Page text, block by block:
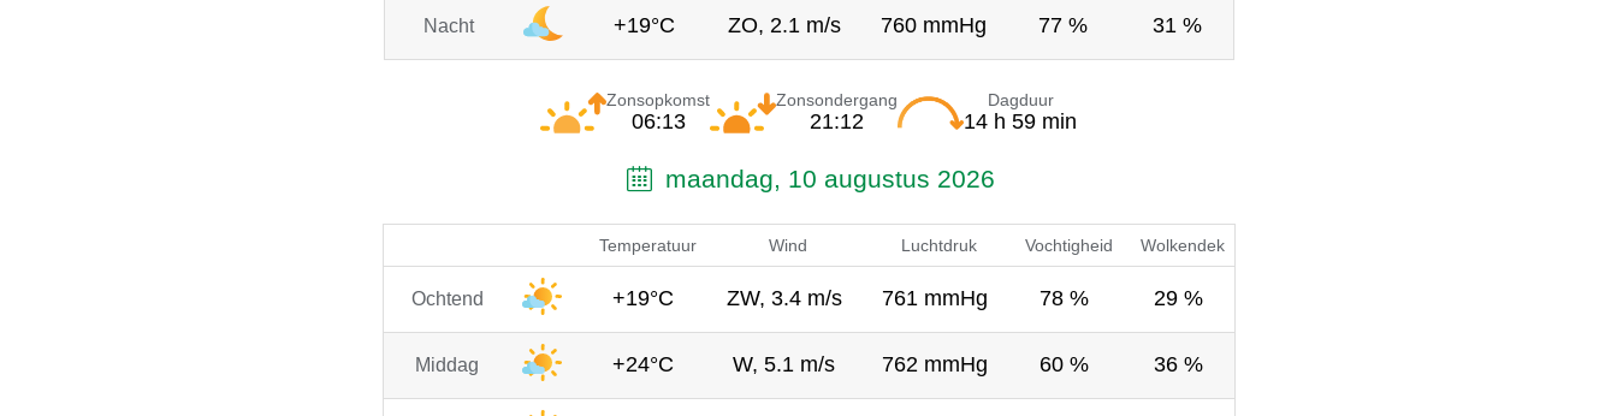
Nacht +19°C ZO, 2.1 m/s 760 mmHg 77 % 31 %
Zonsopkomst
06:13
Zonsondergang
21:12
Dagduur
14 h 59 min
maandag, 10 augustus 2026
Temperatuur Wind Luchtdruk Vochtigheid Wolkendek
Ochtend +19°C ZW, 3.4 m/s 761 mmHg 78 % 29 %
Middag +24°C W, 5.1 m/s 762 mmHg 60 % 36 %